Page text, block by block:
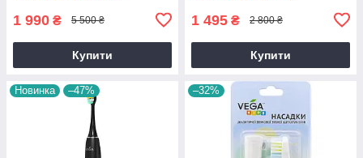
1 990 ₴ 5 500 ₴
Купити
1 495 ₴ 2 800 ₴
Купити
Новинка –47% –32%